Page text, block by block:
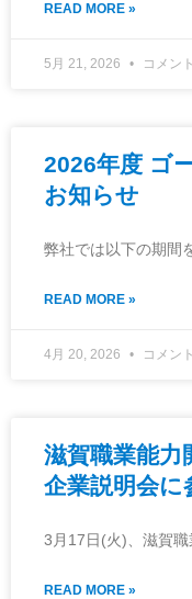
READ MORE »
5月 21, 2026 コメン
2026年度 ゴ
お知らせ
弊社では以下の期間
READ MORE »
4月 20, 2026 コメン
滋賀職業能力
企業説明会に
3月17日(火)、滋賀
READ MORE »